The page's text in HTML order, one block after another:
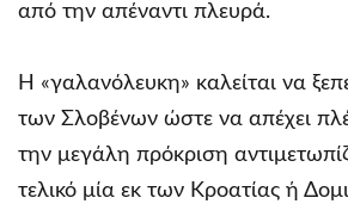
από την απέναντι πλευρά.
Η «γαλανόλευκη» καλείται να
των Σλοβένων ώστε να απέχει
την μεγάλη πρόκριση
τελικό μία εκ των Κροατίας ή